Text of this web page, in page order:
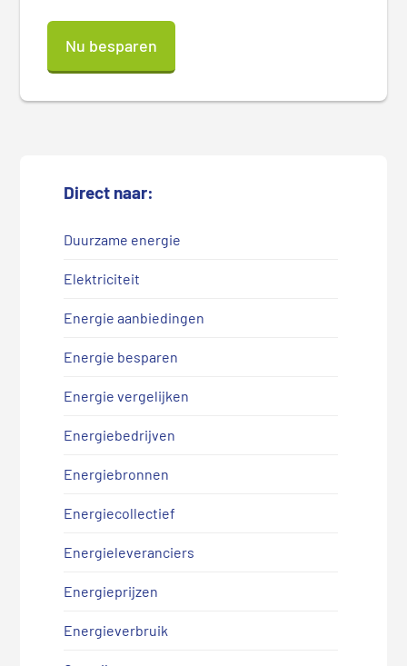
Nu besparen
Direct naar:
Duurzame energie
Elektriciteit
Energie aanbiedingen
Energie besparen
Energie vergelijken
Energiebedrijven
Energiebronnen
Energiecollectief
Energieleveranciers
Energieprijzen
Energieverbruik